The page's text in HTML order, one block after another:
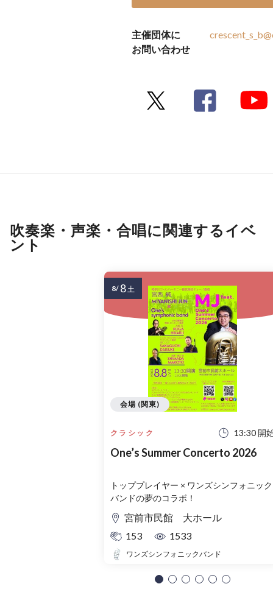
主催団体に
お問い合わせ
吹奏楽・声楽・合唱に関連するイベ
ント
クラシック 13:30 開
One’s Summer Concerto 2026
トッププレイヤー × ワンズシンフォニック
バンドの夢のコラボ！
宮前市民館 大ホール
153
1533
ワンズシンフォニックバンド
会場 (関東)
8/ 8土